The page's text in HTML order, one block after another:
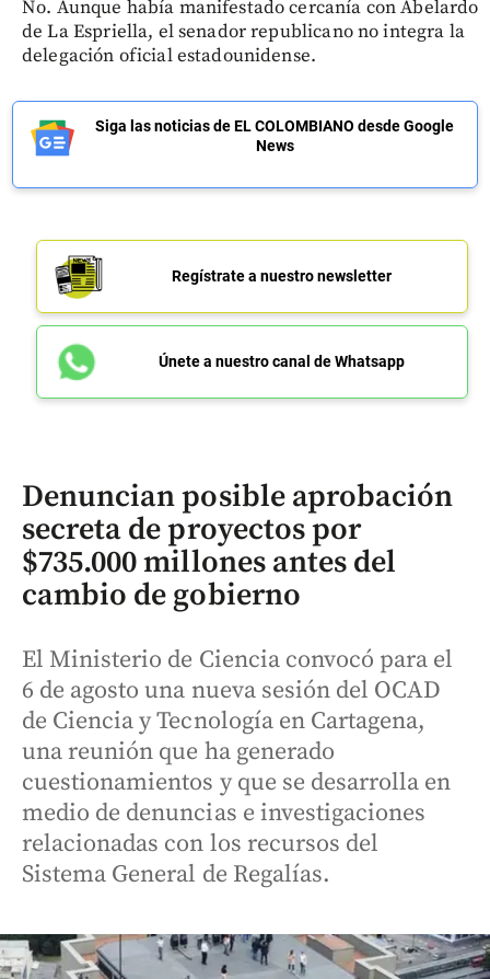
No. Aunque había manifestado cercanía con Abelardo
de La Espriella, el senador republicano no integra la
delegación oficial estadounidense.
Siga las noticias de EL COLOMBIANO desde Google
News
Regístrate a nuestro newsletter
Únete a nuestro canal de Whatsapp
Denuncian posible aprobación
secreta de proyectos por
$735.000 millones antes del
cambio de gobierno
El Ministerio de Ciencia convocó para el
6 de agosto una nueva sesión del OCAD
de Ciencia y Tecnología en Cartagena,
una reunión que ha generado
cuestionamientos y que se desarrolla en
medio de denuncias e investigaciones
relacionadas con los recursos del
Sistema General de Regalías.